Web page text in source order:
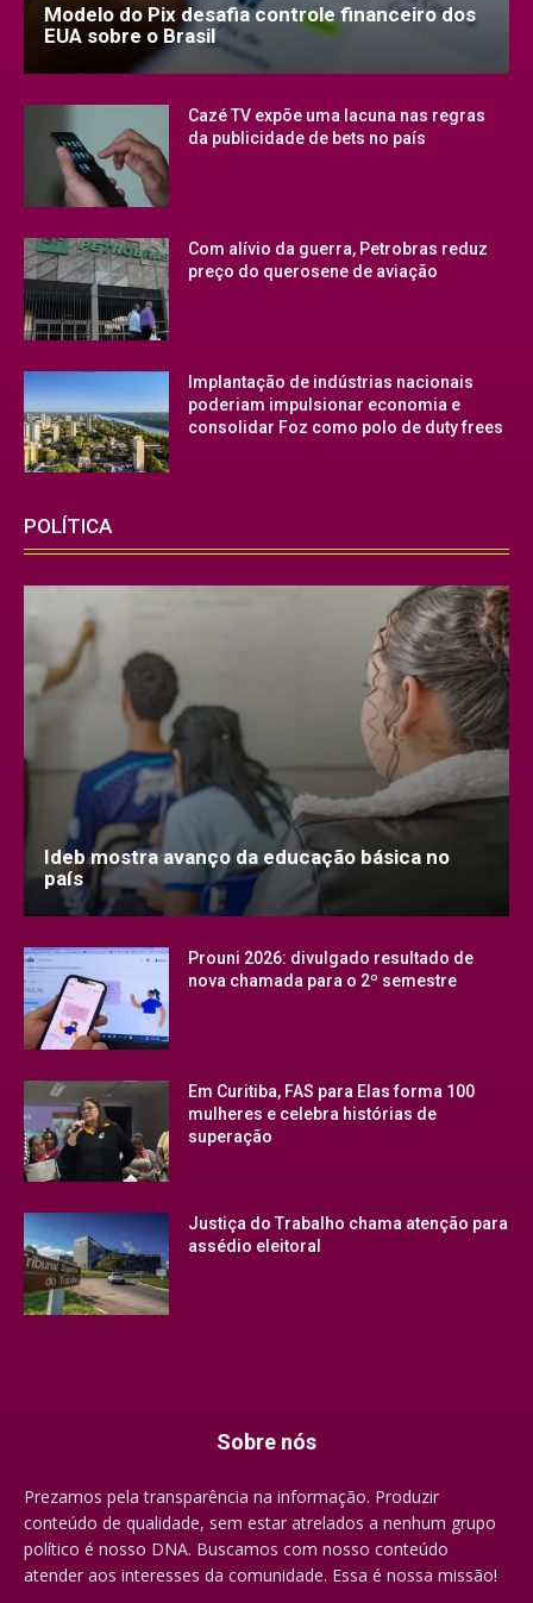
Modelo do Pix desafia controle financeiro dos
EUA sobre o Brasil
Cazé TV expõe uma lacuna nas regras
da publicidade de bets no país
Com alívio da guerra, Petrobras reduz
preço do querosene de aviação
Implantação de indústrias nacionais
poderiam impulsionar economia e
consolidar Foz como polo de duty frees
POLÍTICA
Ideb mostra avanço da educação básica no
país
Prouni 2026: divulgado resultado de
nova chamada para o 2º semestre
Em Curitiba, FAS para Elas forma 100
mulheres e celebra histórias de
superação
Justiça do Trabalho chama atenção para
assédio eleitoral
Sobre nós
Prezamos pela transparência na informação. Produzir
conteúdo de qualidade, sem estar atrelados a nenhum grupo
político é nosso DNA. Buscamos com nosso conteúdo
atender aos interesses da comunidade. Essa é nossa missão!